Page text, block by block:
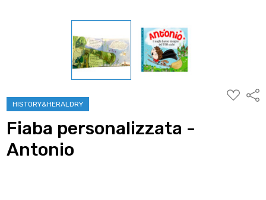
HISTORY&HERALDRY
ALLA
Fiaba personalizzata -
Antonio